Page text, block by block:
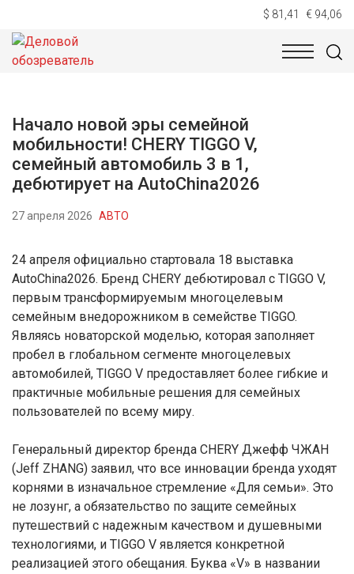
$ 81,41 € 94,06
НОВОСТИ
Начало новой эры семейной
мобильности! CHERY TIGGO V,
семейный автомобиль 3 в 1,
дебютирует на AutoChina2026
27 апреля 2026 АВТО
24 апреля официально стартовала 18 выставка
AutoChina2026. Бренд CHERY дебютировал с TIGGO V,
первым трансформируемым многоцелевым
семейным внедорожником в семействе TIGGO.
Являясь новаторской моделью, которая заполняет
пробел в глобальном сегменте многоцелевых
автомобилей, TIGGO V предоставляет более гибкие и
практичные мобильные решения для семейных
пользователей по всему миру.
Генеральный директор бренда CHERY Джефф ЧЖАН
(Jeff ZHANG) заявил, что все инновации бренда уходят
корнями в изначальное стремление «Для семьи». Это
не лозунг, а обязательство по защите семейных
путешествий с надежным качеством и душевными
технологиями, и TIGGO V является конкретной
реализацией этого обещания. Буква «V» в названии